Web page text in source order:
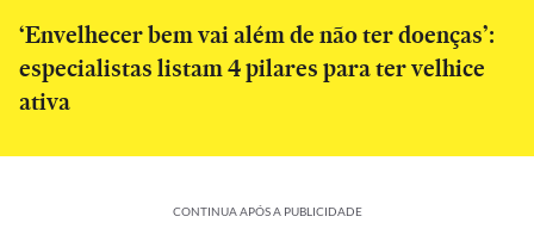
‘Envelhecer bem vai além de não ter doenças’:
especialistas listam 4 pilares para ter velhice
ativa
CONTINUA APÓS A PUBLICIDADE